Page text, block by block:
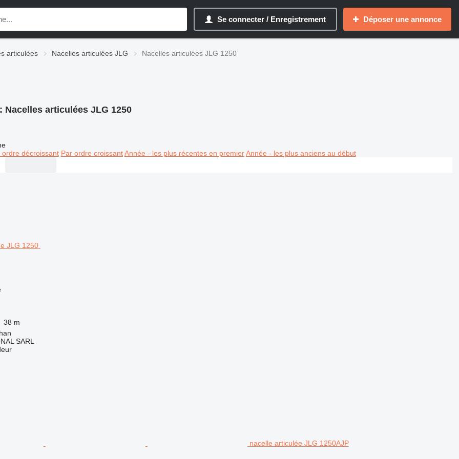
Se connecter / Enregistrement Déposer une annonce
articulées Nacelles articulées JLG Nacelles articulées JLG 1250
Nacelles articulées JLG 1250
ordre décroissant Par ordre croissant Année - les plus récentes en premier Année - les plus anciens au début
38 m
SARL
nacelle articulée JLG 1250AJP